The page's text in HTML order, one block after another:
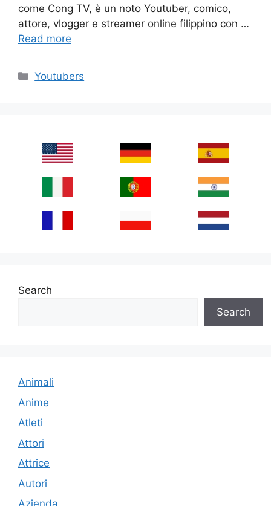
come Cong TV, è un noto Youtuber, comico,
attore, vlogger e streamer online filippino con …
Read more
Categories
Youtubers
Search
Search
Animali
Anime
Atleti
Attori
Attrice
Autori